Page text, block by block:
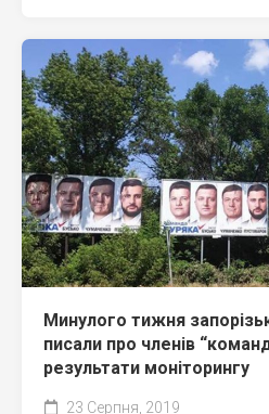
Минулого тижня
писали про членів
результати моніторингу
23 Серпня, 2019